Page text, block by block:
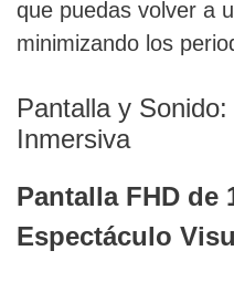
que puedas volver a
minimizando los
Pantalla y
Inmersiva
Pantalla FHD de
Espectáculo